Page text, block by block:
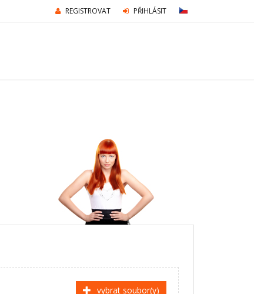
REGISTROVAT PŘIHLÁSIT
vybrat soubor(y)